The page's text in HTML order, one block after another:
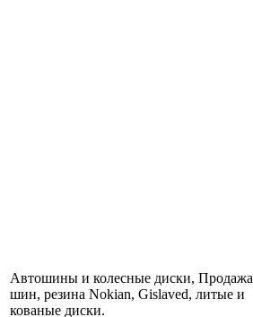
Автошины и колесные диски, Продажа
шин, резина Nokian, Gislaved, литые и
кованые диски.